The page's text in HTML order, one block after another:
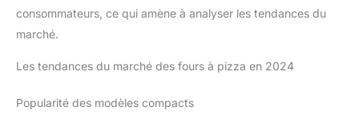
consommateurs, ce qui amène à analyser les tendances du
marché.
Les tendances du marché des fours à pizza en 2024
Popularité des modèles compacts